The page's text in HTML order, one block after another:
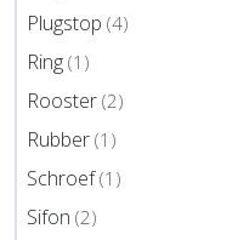
Plugstop (4)
Ring (1)
Rooster (2)
Rubber (1)
Schroef(1)
Sifon (2)